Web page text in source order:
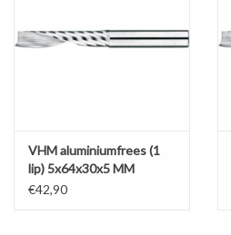
VHM aluminiumfrees (1
lip) 5x64x30x5 MM
€42,90